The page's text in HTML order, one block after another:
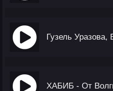
Гузель Уразова,